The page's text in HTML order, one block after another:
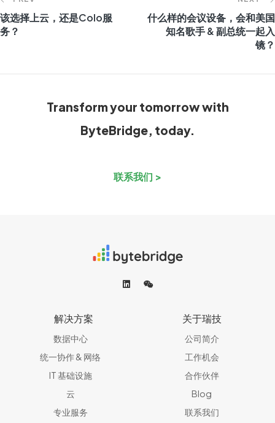
该选择上云，还是Colo服
务？
什么样的会议设备，会和美国
知名歌手 & 副总统一起入
镜？
Transform your tomorrow with
ByteBridge, today.
联系我们 >
解决方案
数据中心
统一协作 & 网络​
IT 基础设施
云
专业服务
关于瑞技
公司简介
工作机会
合作伙伴
Blog
联系我们